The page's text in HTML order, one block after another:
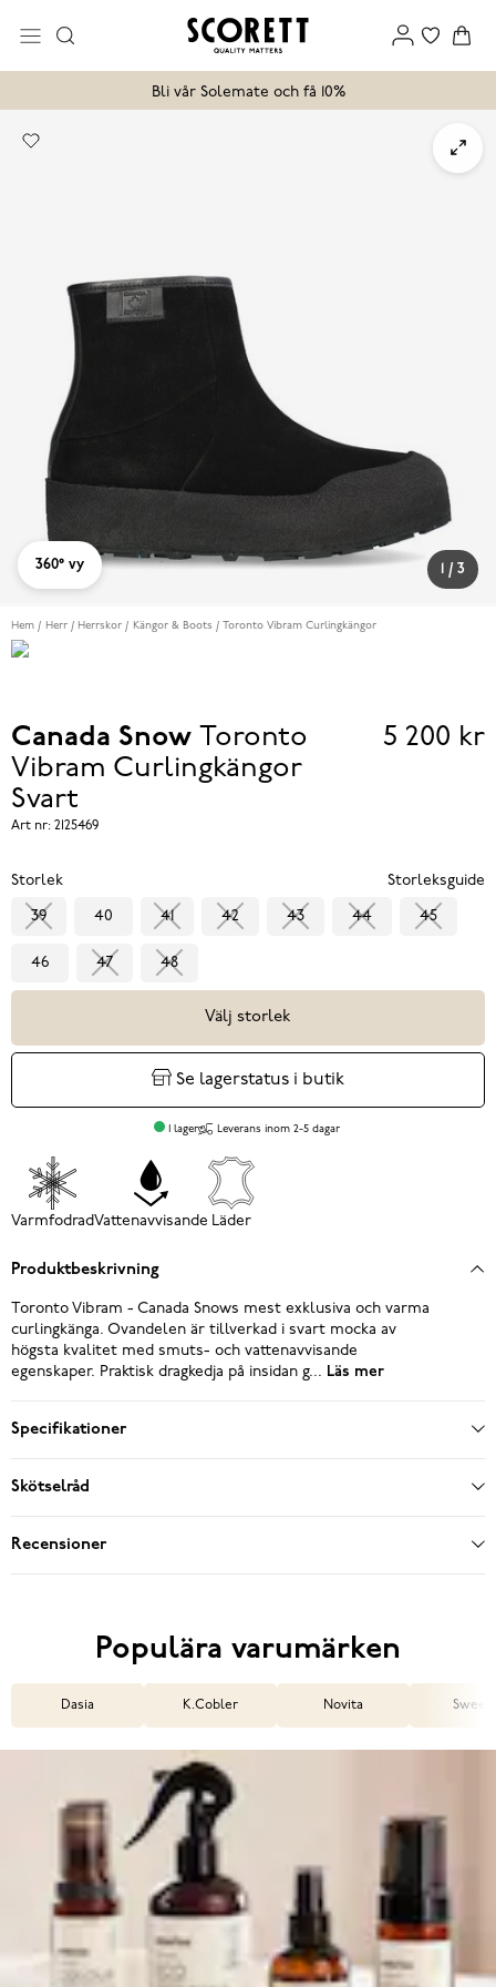
Bli vår Solemate och få 10%
/ 3
360° vy
Hem Herr Herrskor Kängor & Boots Toronto Vibram Curlingkängor
Canada Snow Toronto
Vibram Curlingkängor
Svart
Pris
5 200 kr
Art nr: 2125469
Storlek Storleksguide
39 40 41 42 43 44 45
46 47 48
Välj storlek
Se lagerstatus i butik
I lager Leverans inom 2-5 dagar
VarmfodradVattenavvisande Läder
Produktbeskrivning
Toronto Vibram - Canada Snows mest exklusiva och varma
curlingkänga. Ovandelen är tillverkad i svart mocka av
högsta kvalitet med smuts- och vattenavvisande
egenskaper. Praktisk dragkedja på insidan g... Läs mer
Specifikationer
Skötselråd
Recensioner
Populära varumärken
Dasia K.Cobler Novita